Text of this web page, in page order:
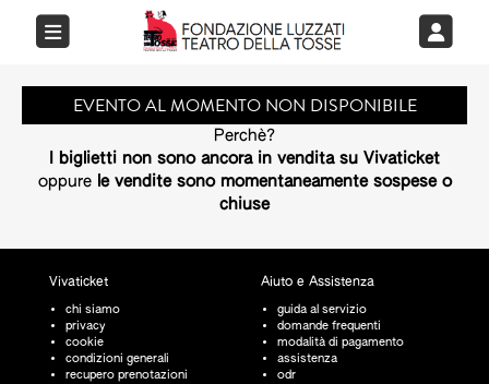
EVENTO AL MOMENTO NON DISPONIBILE
Perchè?
I biglietti non sono ancora in vendita su Vivaticket
oppure le vendite sono momentaneamente sospese o
chiuse
Vivaticket
chi siamo
privacy
cookie
condizioni generali
recupero prenotazioni
Aiuto e Assistenza
guida al servizio
domande frequenti
modalità di pagamento
assistenza
odr